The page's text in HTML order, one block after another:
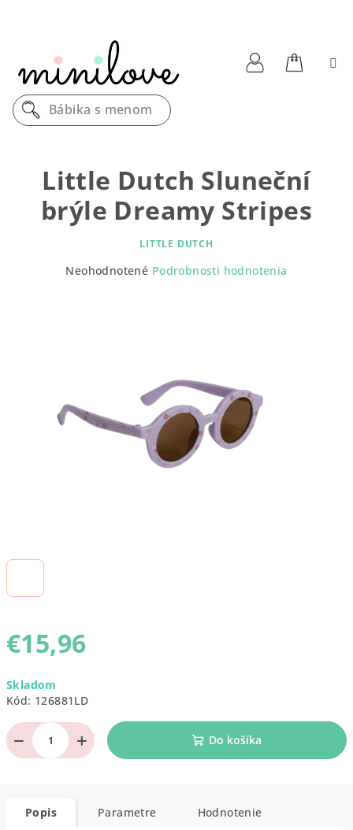
Bábika s menom
€15,96
cena:
Skladom
Kód: 126881LD
+
− Do košíka
Little Dutch Sluneční
brýle Dreamy Stripes
LITTLE DUTCH
Neohodnotené Podrobnosti hodnotenia
Popis Parametre Hodnotenie